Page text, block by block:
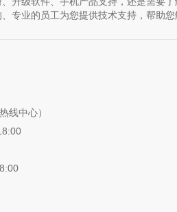
专业的员工为您提供技术支持，帮助您
线中心）